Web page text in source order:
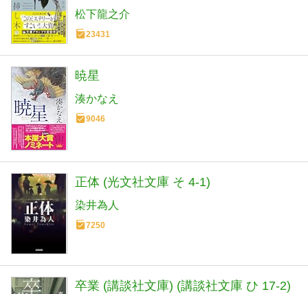
松下龍之介
23431
暁星
湊かなえ
9046
正体 (光文社文庫 そ 4-1)
染井為人
7250
卒業 (講談社文庫) (講談社文庫 ひ 17-2)